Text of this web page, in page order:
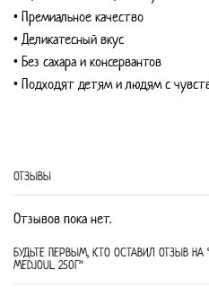
• Премиальное качество
• Деликатесный вкус
• Без сахара и консервантов
• Подходят детям и людям с
ОТЗЫВЫ
Отзывов пока нет.
БУДЬТЕ ПЕРВЫМ, КТО ОСТАВИЛ ОТЗЫВ
MEDJOUL 250Г”